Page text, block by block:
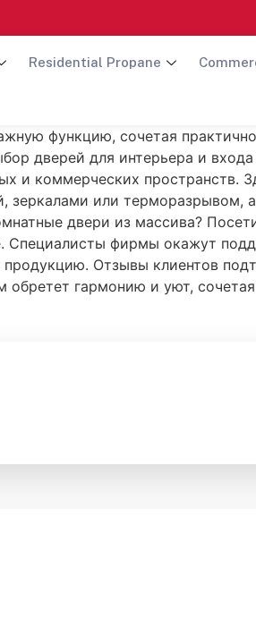
Residential Propane
функцию, сочетая
дверей для интерьера и
и коммерческих пространств.
или терморазрывом,
двери из массива?
Специалисты фирмы окажут
Отзывы клиентов
гармонию и уют,